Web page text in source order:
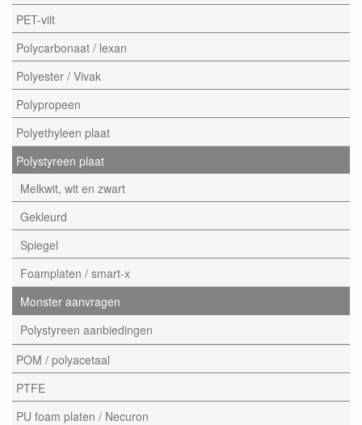
PET-vilt
Polycarbonaat / lexan
Polyester / Vivak
Polypropeen
Polyethyleen plaat
Polystyreen plaat
Melkwit, wit en zwart
Gekleurd
Spiegel
Foamplaten / smart-x
Monster aanvragen
Polystyreen aanbiedingen
POM / polyacetaal
PTFE
PU foam platen / Necuron